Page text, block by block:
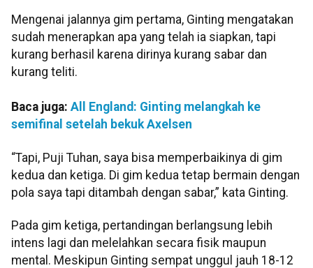
Mengenai jalannya gim pertama, Ginting mengatakan
sudah menerapkan apa yang telah ia siapkan, tapi
kurang berhasil karena dirinya kurang sabar dan
kurang teliti.
Baca juga: All England: Ginting melangkah ke
semifinal setelah bekuk Axelsen
“Tapi, Puji Tuhan, saya bisa memperbaikinya di gim
kedua dan ketiga. Di gim kedua tetap bermain dengan
pola saya tapi ditambah dengan sabar,” kata Ginting.
Pada gim ketiga, pertandingan berlangsung lebih
intens lagi dan melelahkan secara fisik maupun
mental. Meskipun Ginting sempat unggul jauh 18-12